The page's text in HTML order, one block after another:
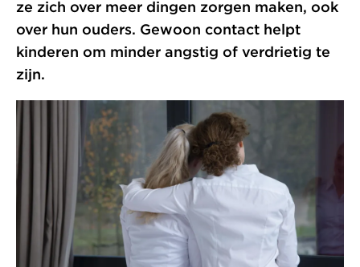
ze zich over meer dingen zorgen maken, ook
over hun ouders. Gewoon contact helpt
kinderen om minder angstig of verdrietig te
zijn.